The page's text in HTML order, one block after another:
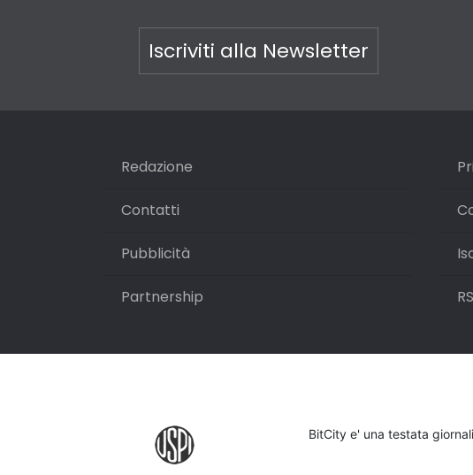
Iscriviti alla Newsletter
Redazione
Contatti
Pubblicità
Partnership
BitCity e' una testata